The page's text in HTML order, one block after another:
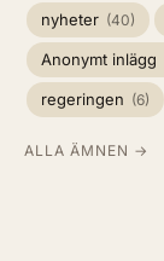
nyheter (40)
Anonymt inlägg
regeringen (6)
ALLA ÄMNEN →